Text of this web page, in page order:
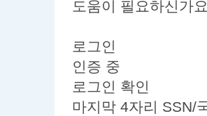
도움이 필요하신가
로그인
인증 중
로그인 확인
마지막 4자리 SSN/